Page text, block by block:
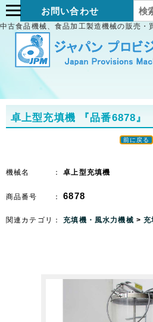
お問い合わせ
中古食品機械、食品加工製造機械の販売・
卓上型充填機 『品番6878』
前に戻る
機械名 ：卓上型充填機
商品番号 ：6878
関連カテゴリ：充填機・風水力機械 >充